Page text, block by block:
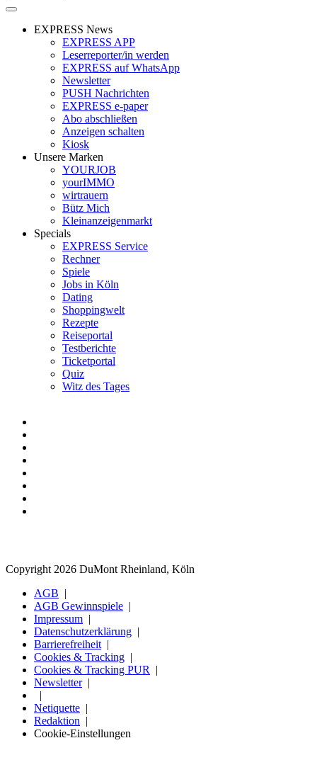
EXPRESS News
EXPRESS APP
Leserreporter/in werden
EXPRESS auf WhatsApp
Newsletter
PUSH Nachrichten
EXPRESS e-paper
Abo abschließen
Anzeigen schalten
Kiosk
Unsere Marken
YOURJOB
yourIMMO
wirtrauern
Bütz Mich
Kleinanzeigenmarkt
Specials
EXPRESS Service
Rechner
Spiele
Jobs in Köln
Dating
Shoppingwelt
Rezepte
Reiseportal
Testberichte
Ticketportal
Quiz
Witz des Tages
Copyright 2026 DuMont Rheinland, Köln
AGB
AGB Gewinnspiele
Impressum
Datenschutzerklärung
Barrierefreiheit
Cookies & Tracking
Cookies & Tracking PUR
Newsletter
Netiquette
Redaktion
Cookie-Einstellungen